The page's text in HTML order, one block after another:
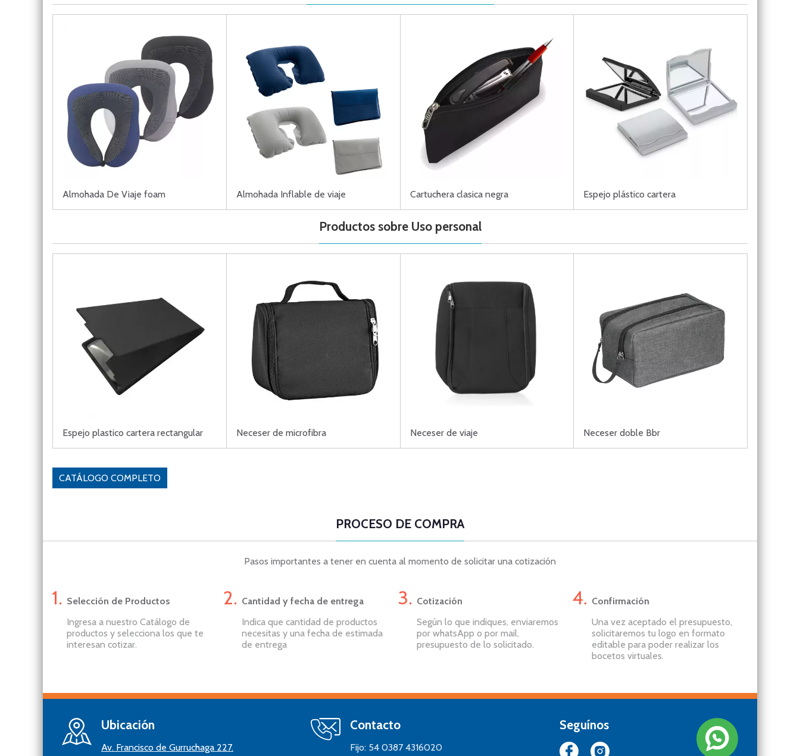
Almohada De Viaje foam Almohada Inflable de viaje Cartuchera clasica negra Espejo plástico cartera
Productos sobre Uso personal
Espejo plastico cartera rectangular Neceser de microfibra Neceser de viaje Neceser doble Bbr
CATÁLOGO COMPLETO
PROCESO DE COMPRA
Pasos importantes a tener en cuenta al momento de solicitar una cotización
Selección de Productos
Ingresa a nuestro Catálogo de
productos y selecciona los que te
interesan cotizar.
Cantidad y fecha de entrega
Indica que cantidad de productos
necesitas y una fecha de estimada
de entrega
Cotización
Según lo que indiques, enviaremos
por whatsApp o por mail,
presupuesto de lo solicitado.
Confirmación
Una vez aceptado el presupuesto,
solicitaremos tu logo en formato
editable para poder realizar los
bocetos virtuales.
Ubicación
Av. Francisco de Gurruchaga 227.
Contacto
Fijo: 54 0387 4316020
Seguínos